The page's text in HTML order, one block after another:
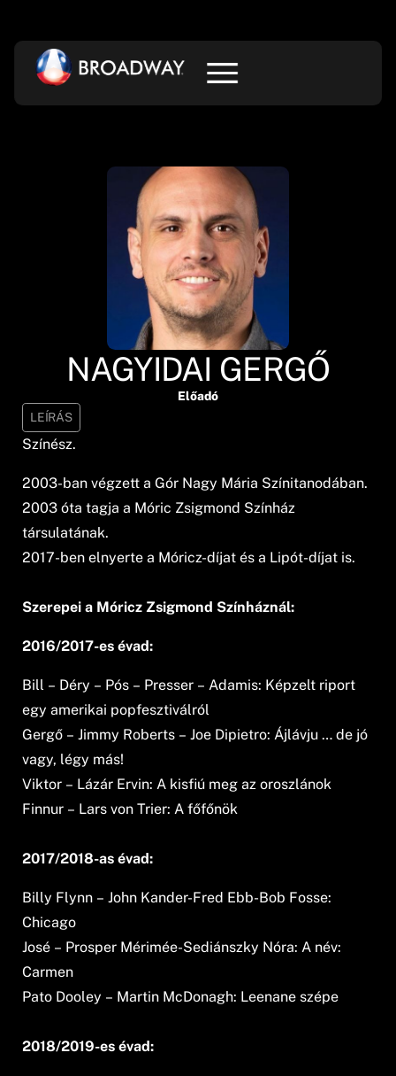
NAGYIDAI GERGŐ
Előadó
LEÍRÁS
Színész.
2003-ban végzett a Gór Nagy Mária Színitanodában.
2003 óta tagja a Móric Zsigmond Színház
társulatának.
2017-ben elnyerte a Móricz-díjat és a Lipót-díjat is.
Szerepei a Móricz Zsigmond Színháznál:
2016/2017-es évad:
Bill – Déry – Pós – Presser – Adamis: Képzelt riport
egy amerikai popfesztiválról
Gergő – Jimmy Roberts – Joe Dipietro: Ájlávju … de jó
vagy, légy más!
Viktor – Lázár Ervin: A kisfiú meg az oroszlánok
Finnur – Lars von Trier: A főfőnök
2017/2018-as évad:
Billy Flynn – John Kander-Fred Ebb-Bob Fosse:
Chicago
José – Prosper Mérimée-Sediánszky Nóra: A név:
Carmen
Pato Dooley – Martin McDonagh: Leenane szépe
2018/2019-es évad: